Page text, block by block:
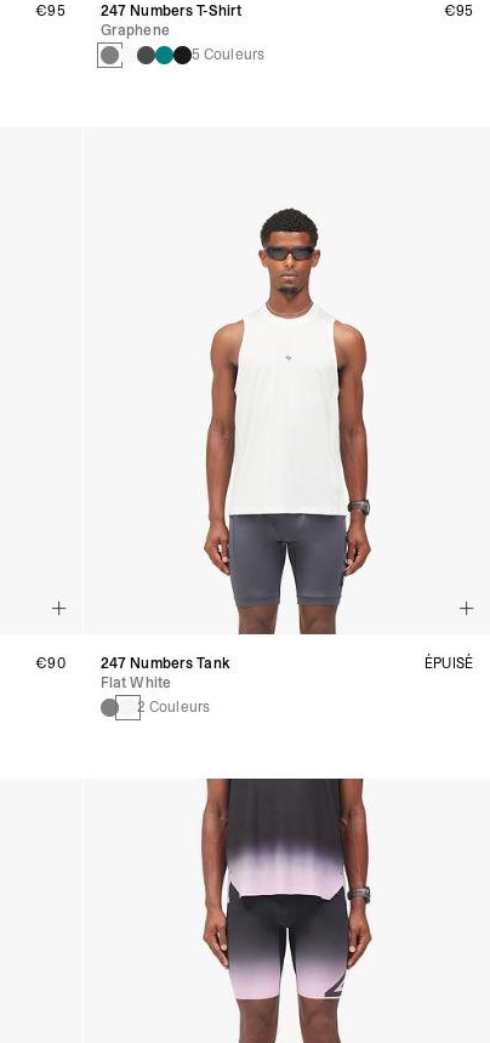
€95
247 Numbers T-Shirt
Graphene
5 Couleurs
€95
€90
247 Numbers Tank
Flat White
2 Couleurs
ÉPUISÉ